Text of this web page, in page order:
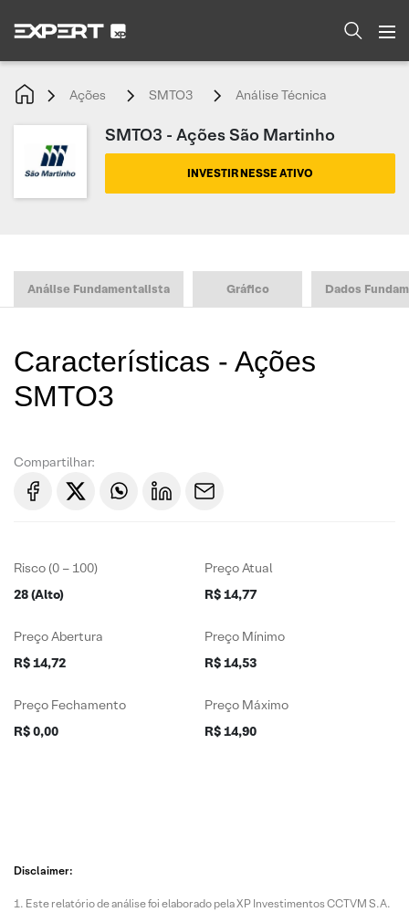
Ações SMTO3 Análise Técnica
SMTO3 - Ações São Martinho
INVESTIR NESSE ATIVO
Análise Fundamentalista Gráfico Dados
Características - Ações
SMTO3
Compartilhar:
Risco (0 – 100)
28 (Alto)
Preço Atual
R$ 14,77
Preço Abertura
R$ 14,72
Preço Mínimo
R$ 14,53
Preço Fechamento
R$ 0,00
Preço Máximo
R$ 14,90
Disclaimer:
Este relatório de análise foi elaborado pela XP Investimentos CCTVM S.A.